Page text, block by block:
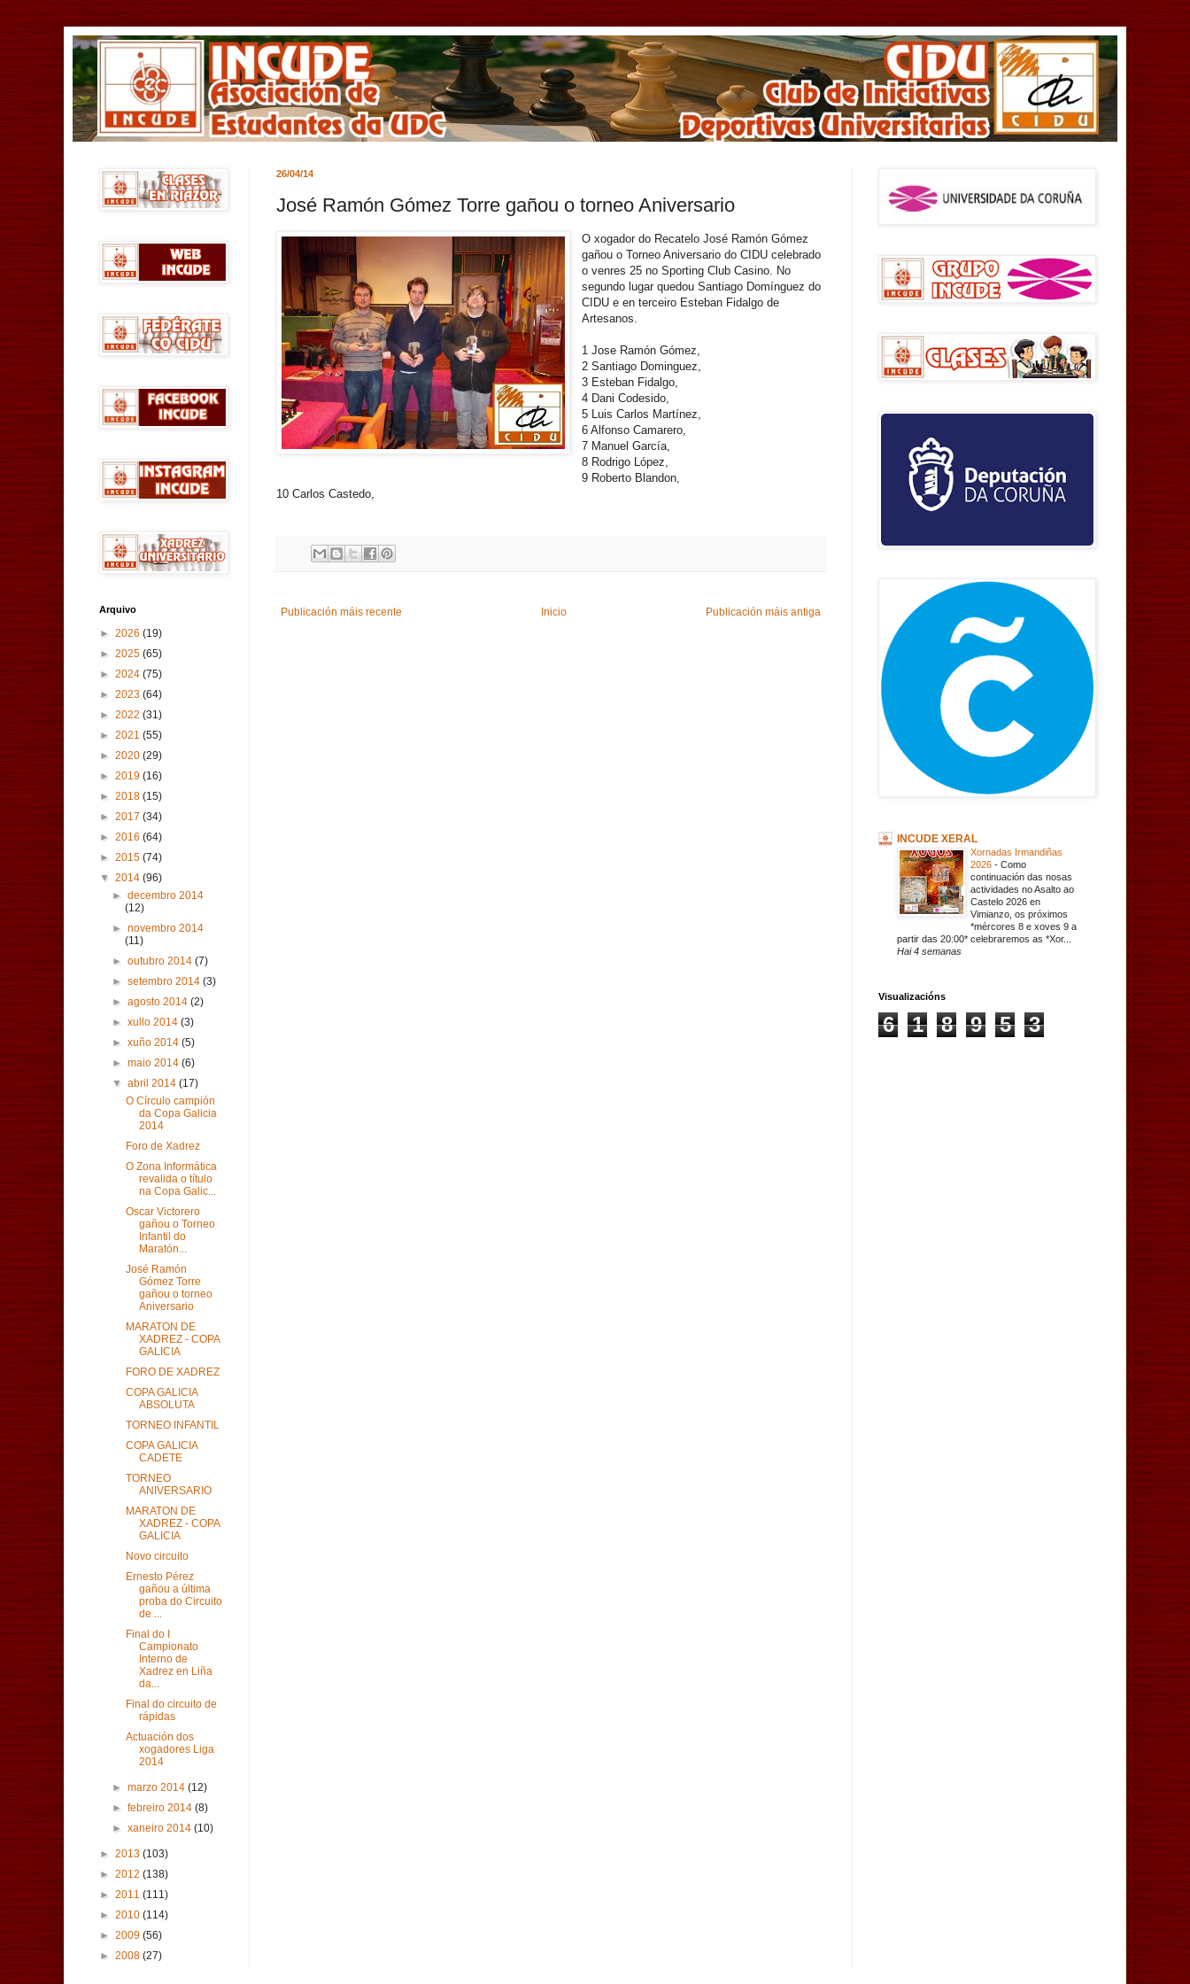
26/04/14
José Ramón Gómez Torre gañou o torneo Aniversario
O xogador do Recatelo José Ramón Gómez
gañou o Torneo Aniversario do CIDU celebrado
o venres 25 no Sporting Club Casino. No
segundo lugar quedou Santiago Domínguez do
CIDU e en terceiro Esteban Fidalgo de
Artesanos.
1 Jose Ramón Gómez,
2 Santiago Dominguez,
3 Esteban Fidalgo,
4 Dani Codesido,
5 Luis Carlos Martínez,
6 Alfonso Camarero,
7 Manuel García,
8 Rodrigo López,
9 Roberto Blandon,
10 Carlos Castedo,
Publicación máis recente Publicación máis antiga
Inicio
Arquivo
► 2026 (19)
► 2025 (65)
► 2024 (75)
► 2023 (64)
► 2022 (31)
► 2021 (55)
► 2020 (29)
► 2019 (16)
► 2018 (15)
► 2017 (34)
► 2016 (64)
► 2015 (74)
▼ 2014 (96)
►decembro 2014
(12)
►novembro 2014
(11)
►outubro 2014(7)
►setembro 2014(3)
►agosto 2014(2)
►xullo 2014(3)
►xuño 2014(5)
►maio 2014(6)
▼abril 2014(17)
O Círculo campión
da Copa Galicia
2014
Foro de Xadrez
O Zona Informática
revalida o título
na Copa Galic...
Oscar Victorero
gañou o Torneo
Infantil do
Maratón...
José Ramón
Gómez Torre
gañou o torneo
Aniversario
MARATON DE
XADREZ - COPA
GALICIA
FORO DE XADREZ
COPA GALICIA
ABSOLUTA
TORNEO INFANTIL
COPA GALICIA
CADETE
TORNEO
ANIVERSARIO
MARATON DE
XADREZ - COPA
GALICIA
Novo circuito
Ernesto Pérez
gañou a última
proba do Circuito
de ...
Final do I
Campionato
Interno de
Xadrez en Liña
da...
Final do circuito de
rápidas
Actuación dos
xogadores Liga
2014
►marzo 2014(12)
►febreiro 2014(8)
►xaneiro 2014(10)
► 2013 (103)
► 2012 (138)
► 2011 (111)
► 2010 (114)
► 2009 (56)
► 2008 (27)
INCUDE XERAL
Xornadas Irmandiñas
2026 - Como
continuación das nosas
actividades no Asalto ao
Castelo 2026 en
Vimianzo, os próximos
*mércores 8 e xoves 9 a
partir das 20:00* celebraremos as *Xor...
Hai 4 semanas
Visualizacións
6 1 8 9 5 3